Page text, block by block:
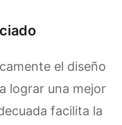
el diseño
lograr una mejor
facilita la